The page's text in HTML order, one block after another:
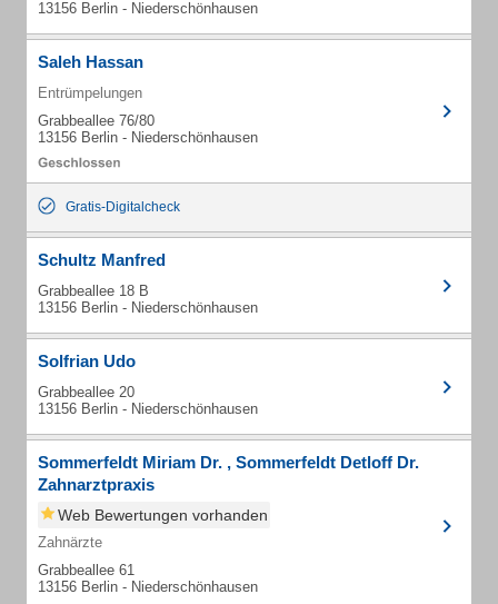
13156 Berlin - Niederschönhausen
Saleh Hassan
Entrümpelungen
Grabbeallee 76/80
13156 Berlin - Niederschönhausen
Gratis-Digitalcheck
Schultz Manfred
Grabbeallee 18 B
13156 Berlin - Niederschönhausen
Solfrian Udo
Grabbeallee 20
13156 Berlin - Niederschönhausen
Sommerfeldt Miriam Dr. , Sommerfeldt Detloff Dr.
Zahnarztpraxis
Web Bewertungen vorhanden
Zahnärzte
Grabbeallee 61
13156 Berlin - Niederschönhausen